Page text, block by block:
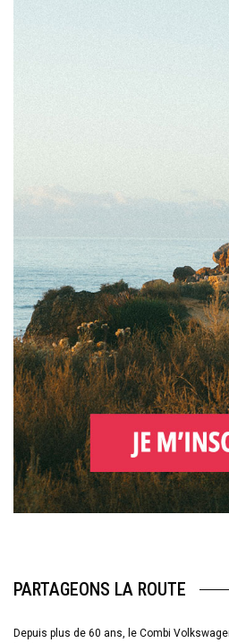
PARTAGEONS LA ROUTE
Depuis plus de 60 ans, le Combi